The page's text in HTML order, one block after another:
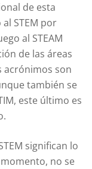
de esta
STEM por
al STEAM
de las áreas
acrónimos son
también se
este último es
significan lo
no se